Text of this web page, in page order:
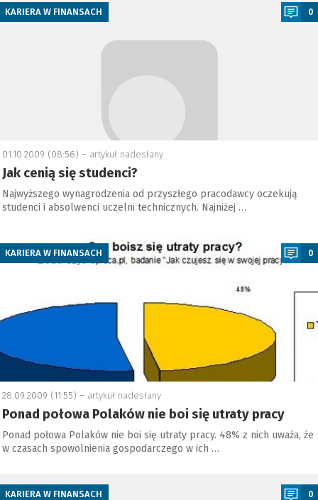
KARIERA W FINANSACH 0
01.10.2009 (08:56) – artykuł nadesłany
Jak cenią się studenci?
Najwyższego wynagrodzenia od przyszłego pracodawcy oczekują
studenci i absolwenci uczelni technicznych. Najniżej …
KARIERA W FINANSACH 0
28.09.2009 (11:55) – artykuł nadesłany
Ponad połowa Polaków nie boi się utraty pracy
Ponad połowa Polaków nie boi się utraty pracy. 48% z nich uważa, że
w czasach spowolnienia gospodarczego w ich …
KARIERA W FINANSACH 0